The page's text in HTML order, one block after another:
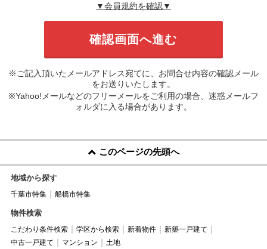
▼会員規約を確認▼
※ご記入頂いたメールアドレス宛てに、お問合せ内容の確認メール
をお送りいたします。
※Yahoo!メールなどのフリーメールをご利用の場合、迷惑メールフ
ォルダに入る場合があります。
このページの先頭へ
地域から探す
千葉市特集 船橋市特集
物件検索
こだわり条件検索 学区から検索 新着物件
新築一戸建て
中古一戸建て
マンション 土地